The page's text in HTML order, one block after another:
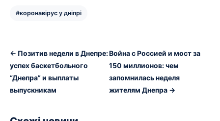
#коронавірус у дніпрі
← Позитив недели в Днепре:
успех баскетбольного
“Днепра” и выплаты
выпускникам
Война с Россией и мост за
150 миллионов: чем
запомнилась неделя
жителям Днепра →